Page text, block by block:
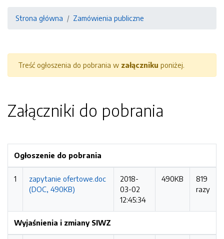
Strona główna Zamówienia publiczne
Treść ogłoszenia do pobrania w załączniku poniżej.
Załączniki do pobrania
Ogłoszenie do pobrania
1
zapytanie ofertowe.doc
(DOC, 490KB)
2018-
03-02
12:45:34
490KB
819
razy
Wyjaśnienia i zmiany SIWZ